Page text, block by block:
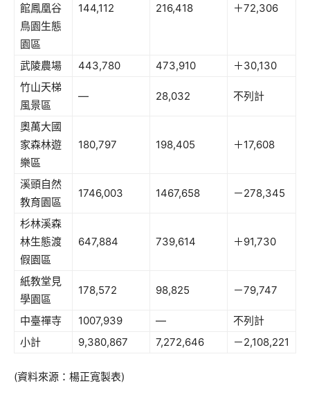
館鳳凰谷
鳥園生態
園區
144,112 216,418 ＋72,306
武陵農場 443,780 473,910
＋30,130
竹山天梯
風景區
— 28,032 不列計
奧萬大國
家森林遊
樂區
180,797 198,405 ＋17,608
溪頭自然
教育園區
1746,003 1467,658 －278,345
杉林溪森
林生態渡
假園區
647,884 739,614 ＋91,730
紙教堂見
學園區
178,572 98,825 －79,747
中臺禪寺 1007,939 —
不列計
小計
9,380,867 7,272,646 －2,108,221
(資料來源：楊正寬製表)